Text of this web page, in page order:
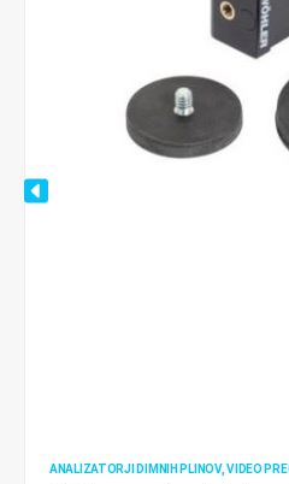
ANALIZATORJI DIMNIH PLINOV, VIDEO